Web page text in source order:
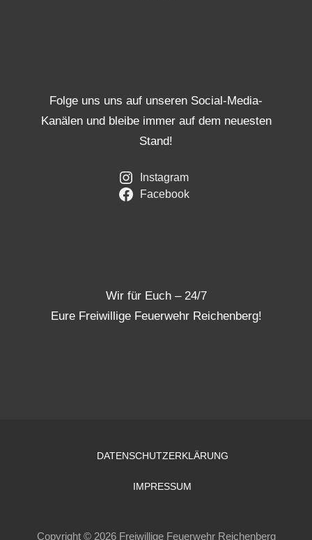
Folge uns uns auf unseren Social-Media-
Kanälen und bleibe immer auf dem neuesten
Stand!
Instagram
Facebook
Wir für Euch – 24/7
Eure Freiwillige Feuerwehr Reichenberg!
DATENSCHUTZERKLÄRUNG
IMPRESSUM
Copyright © 2026 Freiwillige Feuerwehr Reichenberg